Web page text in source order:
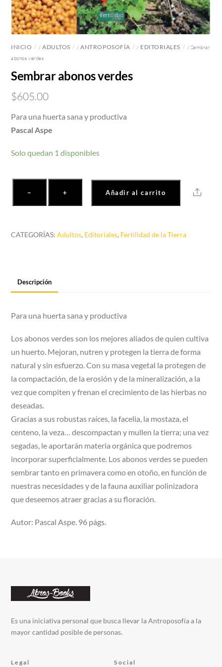
INICIO /ADULTOS /ANTROPOSOFÍA / EDITORIALES
/ Sembrar
abonos verdes
Sembrar abonos verdes
$605.00
Para una huerta sana y productiva
Pascal Aspe
Solo quedan 1 disponibles
− + Añadir al carrito Share
CATEGORÍAS:Adultos, Editoriales, Fertilidad de la Tierra
Descripción
Para una huerta sana y productiva
Los abonos verdes son los mejores aliados de quien cultiva
un huerto. Mejoran, nutren y protegen la tierra de forma
natural y sin esfuerzo. Con su masa vegetal la protegen de
la compactación, de la erosión y de la mineralización, a la
vez que compiten y frenan el crecimiento de las hierbas no
deseadas.
Gracias a sus robustas raíces, la facelia, la mostaza, el
centeno, la veza… descompactan y mullen la tierra; una vez
segadas, le aportarán materia orgánica que podremos
incorporar superficialmente. Los abonos verdes se pueden
sembrar tanto en primavera como en otoño, en función de
nuestras necesidades y de la fauna auxiliar polinizadora
que deseemos atraer gracias a su floración.
Autor: Pascal Aspe. 96 págs.
Es una iniciativa personal que busca llevar la Antroposofía a la
mayor cantidad posible de personas.
Legal Social